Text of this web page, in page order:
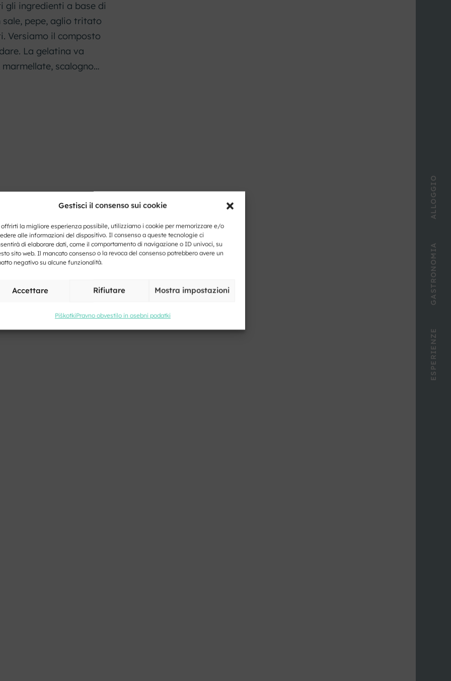
Gestisci il consenso sui cookie
offrirti la migliore esperienza possibile, utilizziamo i cookie per memorizzare e/o
alle informazioni del dispositivo. Il consenso a queste tecnologie ci
di elaborare dati, come il comportamento di navigazione o ID univoci, su
sito web. Il mancato consenso o la revoca del consenso potrebbero avere un
negativo su alcune funzionalità.
Accettare Rifiutare Mostra impostazioni
PiškotkiPravno obvestilo in osebni podatki
ESPERIENZE
GASTRONOMIA
ALLOGGIO
gli ingredienti a base di
sale, pepe, aglio tritato
Versiamo il composto
La gelatina va
scalogno…